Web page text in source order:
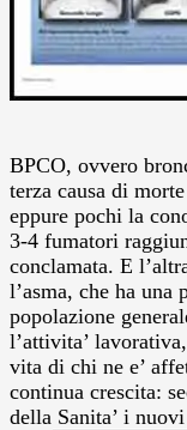
BPCO, ovvero
terza causa di
eppure pochi la
3-4 fumatori
conclamata. E
l’asma, che ha
popolazione
l’attivita’
vita di chi ne e’
continua crescita:
della Sanita’ i